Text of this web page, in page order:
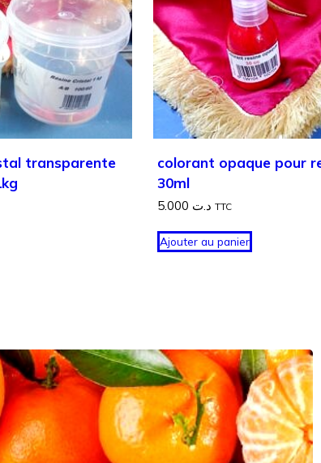
transparente
colorant opaque pour
30ml
د.ت TTC
Ajouter au panier